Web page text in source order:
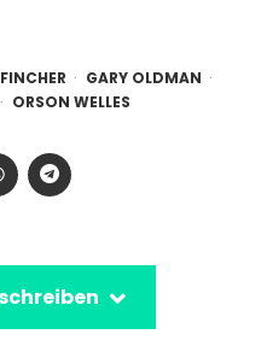
GARY OLDMAN
ORSON WELLES